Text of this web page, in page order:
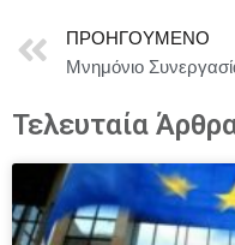
ΠΡΟΗΓΟΎΜΕΝΟ
Τελευταία